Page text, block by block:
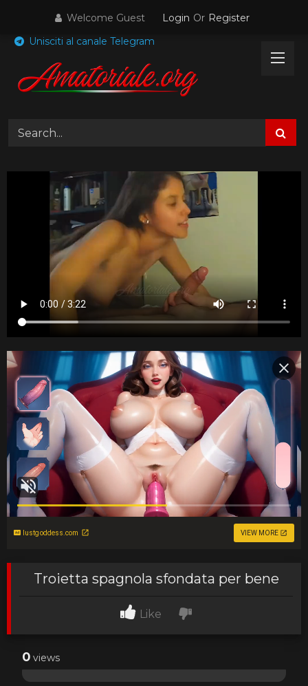
content
Welcome Guest Login Or Register
Unisciti al canale Telegram
lustgoddess.com VIEW MORE
Troietta spagnola sfondata per bene
Like
0 views